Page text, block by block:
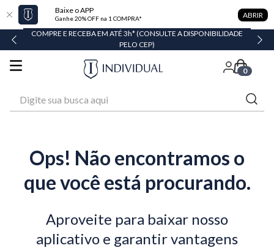
Baixe o APP
Ganhe 20% OFF na 1 COMPRA* ABRIR
COMPRE E RECEBA EM ATÉ 3h* (CONSULTE A DISPONIBILIDADE
PELO CEP)
0
Ops! Não encontramos o
que você está procurando.
Aproveite para baixar nosso
aplicativo e garantir vantagens